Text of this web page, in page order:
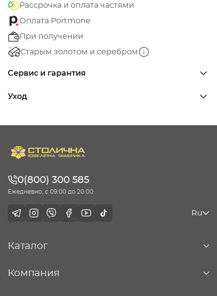
Рассрочка и оплата частями
Оплата Portmone
При получении
Старым золотом и серебром
Сервис и гарантия
Уход
0(800) 300 585
Ежедневно, с 09:00 до 20:00
Ru
Каталог
Компания